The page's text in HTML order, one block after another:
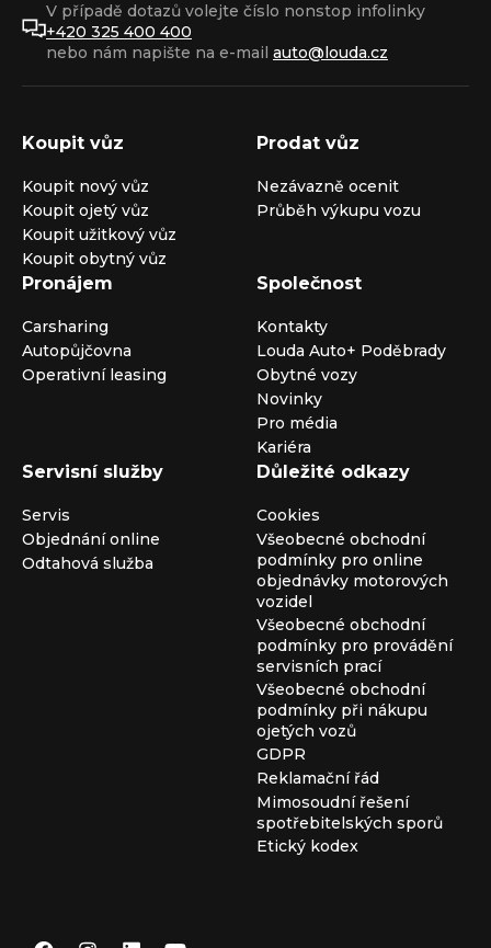
V případě dotazů volejte číslo nonstop infolinky
+420 325 400 400
nebo nám napište na e-mail auto@louda.cz
Koupit vůz
Koupit nový vůz
Koupit ojetý vůz
Koupit užitkový vůz
Koupit obytný vůz
Prodat vůz
Nezávazně ocenit
Průběh výkupu vozu
Pronájem
Carsharing
Autopůjčovna
Operativní leasing
Společnost
Kontakty
Louda Auto+ Poděbrady
Obytné vozy
Novinky
Pro média
Kariéra
Servisní služby
Servis
Objednání online
Odtahová služba
Důležité odkazy
Cookies
Všeobecné obchodní
podmínky pro online
objednávky motorových
vozidel
Všeobecné obchodní
podmínky pro provádění
servisních prací
Všeobecné obchodní
podmínky při nákupu
ojetých vozů
GDPR
Reklamační řád
Mimosoudní řešení
spotřebitelských sporů
Etický kodex